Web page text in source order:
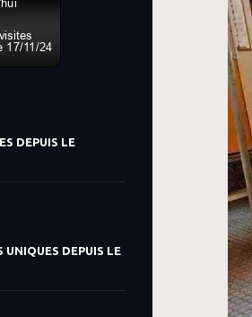
DEPUIS LE
UNIQUES DEPUIS LE